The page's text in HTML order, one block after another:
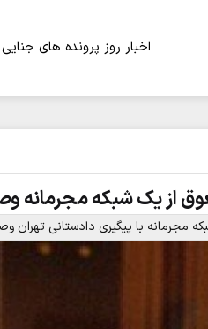
اخبار روز پرونده های جنایی